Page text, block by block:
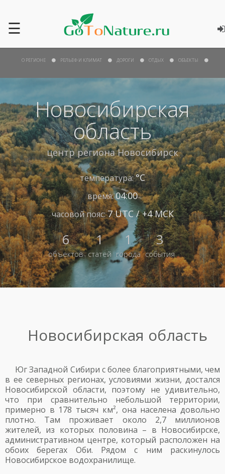
☰
Новосибирская
область
центр регионаНовосибирск
температура:°С
время:04:00
часовой пояс:7 UTC / +4 МСК
6
объектов
1
статей
1
города
3
события
О РЕГИОНЕ РЕЛЬЕФ И КЛИМАТ ДОРОГИ ОТДЫХ ОБЪЕКТЫ
Новосибирская область
Юг Западной Сибири с более благоприятными, чем
в ее северных регионах, условиями жизни, достался
Новосибирской области, поэтому не удивительно,
что при сравнительно небольшой территории,
примерно в 178 тысяч км², она населена довольно
плотно. Там проживает около 2,7 миллионов
жителей, из которых половина – в Новосибирске,
административном центре, который расположен на
обоих берегах Оби. Рядом с ним раскинулось
Новосибирское водохранилище.